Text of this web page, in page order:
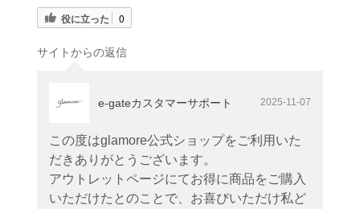
役に立った 0
サイトからの返信
e-gateカスタマーサポート 2025-11-07
この度はglamore公式ショップをご利用いた
だきありがとうございます。
アウトレットページにてお得に商品をご購入
いただけたとのことで、お喜びいただけ私ど